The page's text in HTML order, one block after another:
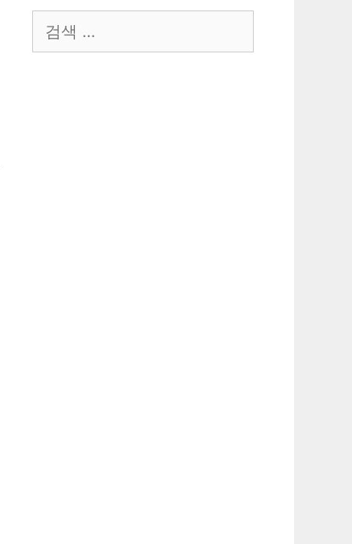
색: